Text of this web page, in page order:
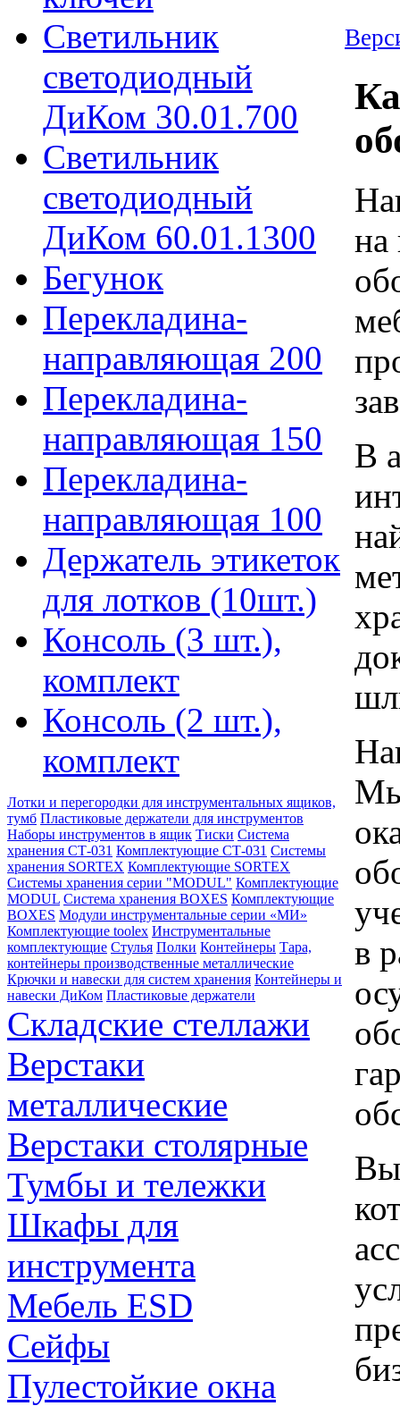
Светильник
светодиодный
ДиКом 30.01.700
Светильник
светодиодный
ДиКом 60.01.1300
Бегунок
Перекладина-
направляющая 200
Перекладина-
направляющая 150
Перекладина-
направляющая 100
Держатель этикеток
для лотков (10шт.)
Консоль (3 шт.),
комплект
Консоль (2 шт.),
комплект
Лотки и перегородки для инструментальных ящиков,
тумб Пластиковые держатели для инструментов
Наборы инструментов в ящик Тиски Система
хранения СТ-031 Комплектующие СТ-031 Системы
хранения SORTEX Комплектующие SORTEX
Системы хранения серии "MODUL" Комплектующие
MODUL Система хранения BOXES Комплектующие
BOXES Модули инструментальные серии «МИ»
Комплектующие toolex Инструментальные
комплектующие Стулья Полки Контейнеры Тара,
контейнеры производственные металлические
Крючки и навески для систем хранения Контейнеры и
навески ДиКом Пластиковые держатели
Складские стеллажи
Верстаки
металлические
Верстаки столярные
Тумбы и тележки
Шкафы для
инструмента
Мебель ESD
Сейфы
Пулестойкие окна
на
В
в